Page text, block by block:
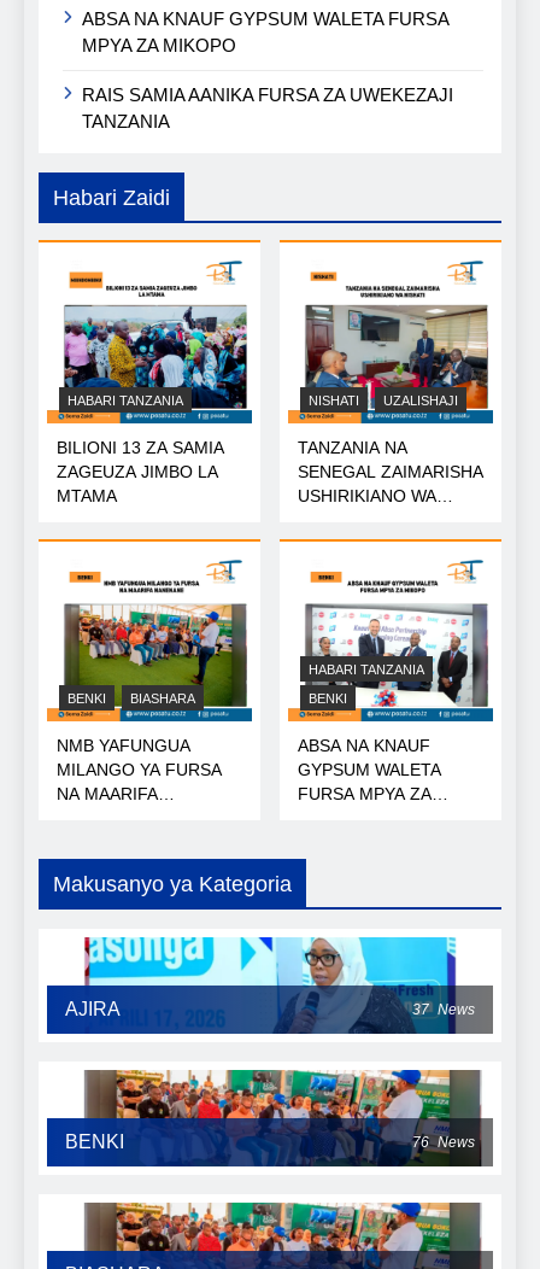
ABSA NA KNAUF GYPSUM WALETA FURSA
MPYA ZA MIKOPO
RAIS SAMIA AANIKA FURSA ZA UWEKEZAJI
TANZANIA
Habari Zaidi
HABARI TANZANIA
BILIONI 13 ZA SAMIA
ZAGEUZA JIMBO LA
MTAMA
NISHATI UZALISHAJI
TANZANIA NA
SENEGAL ZAIMARISHA
USHIRIKIANO WA
BENKI BIASHARA
NMB YAFUNGUA
MILANGO YA FURSA
NA MAARIFA
HABARI TANZANIA
BENKI
ABSA NA KNAUF
GYPSUM WALETA
FURSA MPYA ZA
Makusanyo ya Kategoria
AJIRA 37 News
BENKI 76 News